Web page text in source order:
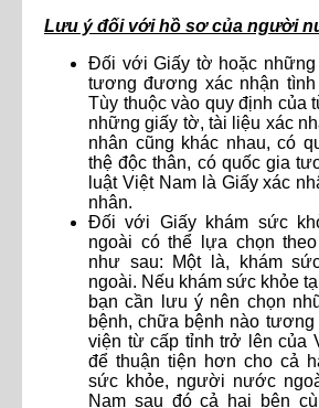
Lưu ý đối với hồ sơ của người
Đối với Giấy tờ hoặc những
tương đương xác nhận tình
Tùy thuộc vào quy định của
những giấy tờ, tài liệu xác
nhân cũng khác nhau, có
thệ độc thân, có quốc gia
luật Việt Nam là Giấy xác
nhân.
Đối với Giấy khám sức
ngoài có thể lựa chọn
như sau: Một là, khám
ngoài. Nếu khám sức khỏe
bạn cần lưu ý nên chọn
bệnh, chữa bệnh nào
viện từ cấp tỉnh trở lên của
để thuận tiện hơn cho cả
sức khỏe, người nước
Nam sau đó cả hai bên